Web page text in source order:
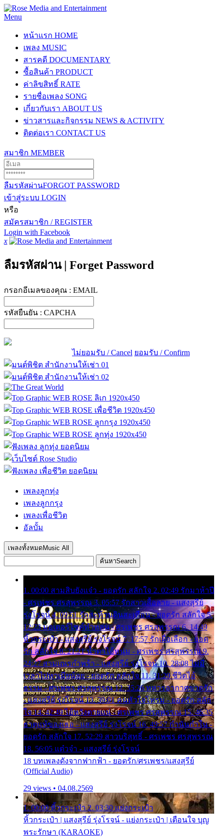
Menu
หน้าแรก HOME
เพลง MUSIC
สารคดี DOCUMENTARY
ซื้อสินค้า PRODUCT
ค่าลิขสิทธิ์ RATE
รายชื่อเพลง SONG
เกี่ยวกับเรา ABOUT US
ข่าวสารและกิจกรรม NEWS & ACTIVITY
ติดต่อเรา CONTACT US
สมาชิก MEMBER
ลืมรหัสผ่านFORGOT PASSWORD
เข้าสู่ระบบ LOGIN
หรือ
สมัครสมาชิก / REGISTER
Login with Facebook
x
ลืมรหัสผ่าน | Forget Password
กรอกอีเมลของคุณ : EMAIL
รหัสยืนยัน : CAPCHA
ไม่ยอมรับ / Cancel ยอมรับ / Confirm
เพลงลูกทุ่ง
เพลงลูกกรุง
เพลงเพื่อชีวิต
อัลบั้ม
เพลงทั้งหมด Music All
ค้นหาSearch
1. 00:00 สามสิบยังแจ๋ว - ยอดรัก สลักใจ 2. 02:49 รักมาห้าปี
- ศรเพชร ศรสุพรรณ 3. 05:57 รักสาวเสื้อลาย - แสงสุรีย์
รุ่งโรจน์ 4. 09:51 รักสะท้านดินสะเทือน - ยอดรัก สลักใจ 5.
12:23 มอเตอร์ไซค์ทำหล่น - ศรเพชร ศรสุพรรณ 6. 14:49
หิ้วกระเป๋า - แสงสุรีย์ รุ่งโรจน์ 7. 17:57 รักเผื่อเลือก - ยอด
รัก สลักใจ 8. 21:21 น้ำตาไอ้หนุ่ม - ศรเพชร ศรสุพรรณ 9.
24:27 สามเณรกำพร้า - แสงสุรีย์ รุ่งโรจน์ 10. 28:08 ไม่มี
เวลาไปหาเมียน้อย - ยอดรัก สลักใจ 11. 31:29 ชีวิตไอ้
ธรรม - ศรเพชร ศรสุพรรณ 12. 35:26 ทหารอากาศขาดรัก
- แสงสุรีย์ รุ่งโรจน์ 13. 39:01 คนหัวใจโทรม - ยอดรัก สลัก
ใจ 14. 42:49 ไอ้หวังตายแน่ - ศรเพชร ศรสุพรรณ 15. 46:35
ธาตุแท้ของเธอ - แสงสุรีย์ รุ่งโรจน์ 16. 49:57 กำนันกำใน -
ยอดรัก สลักใจ 17. 52:29 สาวบริสุทธิ์ - ศรเพชร ศรสุพรรณ
18. 56:05 แต๋วจ๋า - แสงสุรีย์ รุ่งโรจน์
18 บทเพลงดังจากฟากฟ้า - ยอดรัก/ศรเพชร/แสงสุรีย์
(Official Audio)
29 views • 04.08.2569
1. 00:00 หิ้วกระเป๋า 2. 03:30 แย่งกระเป๋า
หิ้วกระเป๋า | แสงสุรีย์ รุ่งโรจน์ - แย่งกระเป๋า | เตือนใจ บุญ
พระรักษา (KARAOKE)